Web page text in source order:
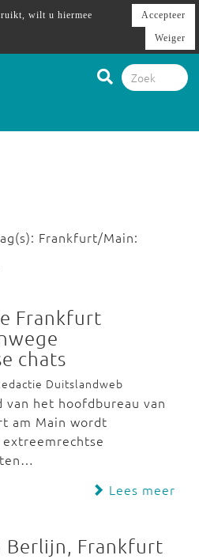
Frankfurt/Main:
Frankfurt
chats
Duitslandweb
van het hoofdbureau van
am Main wordt
Lees meer
Berlijn, Frankfurt
wilt u hiermee
Accepteer
Weiger